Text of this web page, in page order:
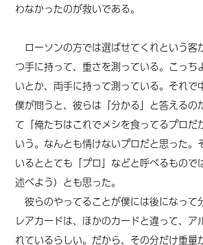
わなかったのが救いである。
ローソンの方では選ばせてくれという客
つ手に持って、重さを測っている。こっち
いとか、両手に持って測っている。それで
僕が問うと、彼らは「分かる」と答えるの
て「俺たちはこれでメシを食ってるプロだ
いう。なんとも情けないプロだと思った。
いるととても「プロ」などと呼べるもので
述べよう）とも思った。
彼らのやってることが僕には後になって
レアカードは、ほかのカードと違って、ア
れているらしい。だから、その分だけ重量